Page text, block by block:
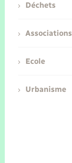
Déchets
Associations
Ecole
Urbanisme